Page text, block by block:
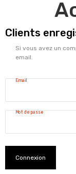
Clients
Si vous avez un
email.
Email
Mot de passe
Connexion